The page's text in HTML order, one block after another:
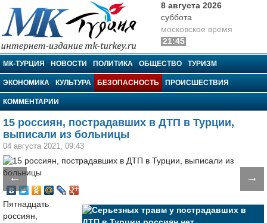
МК-Турция
8 августа 2026
суббота
московское время
21:45
МК-ТУРЦИЯ НОВОСТИ ПОЛИТИКА ОБЩЕСТВО ТУРИЗМ
ЭКОНОМИКА КУЛЬТУРА БЕЗОПАСНОСТЬ ПРОИСШЕСТВИЯ
КОММЕНТАРИИ
15 россиян, пострадавших в ДТП в Турции,
выписали из больницы
04 августа 2021, 09:43
← →
Пятнадцать
россиян,